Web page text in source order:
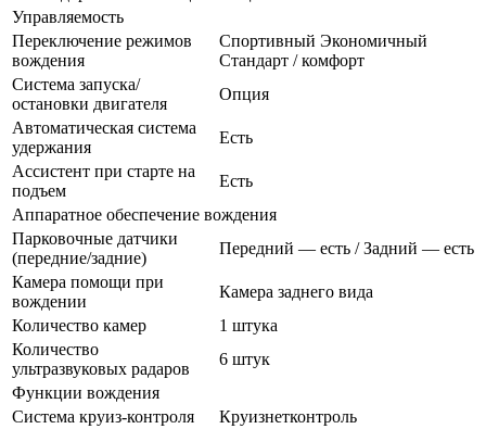
Управляемость
Переключение режимов
вождения
Спортивный Экономичный
Стандарт / комфорт
Система запуска/
остановки двигателя
Опция
Автоматическая система
удержания
Есть
Ассистент при старте на
подъем
Есть
Аппаратное обеспечение вождения
Парковочные датчики
(передние/задние)
Передний — есть / Задний — есть
Камера помощи при
вождении
Камера заднего вида
Количество камер
1 штука
Количество
ультразвуковых радаров
6 штук
Функции вождения
Система круиз-контроля
Круизнетконтроль